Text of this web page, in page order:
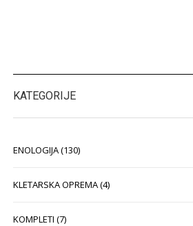
KATEGORIJE
ENOLOGIJA (130)
KLETARSKA OPREMA (4)
KOMPLETI (7)